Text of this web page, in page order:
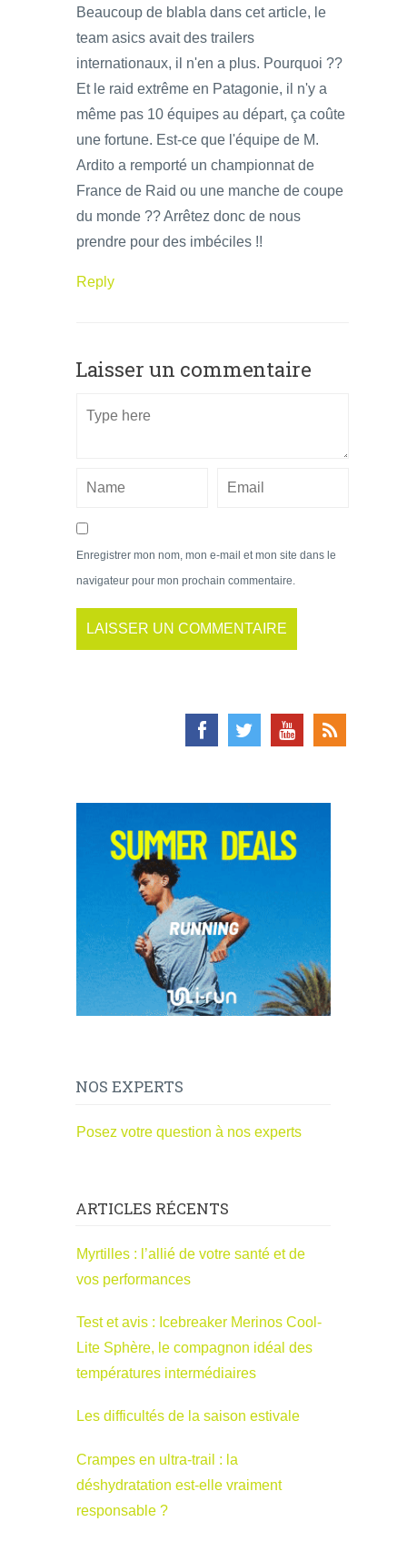
Beaucoup de blabla dans cet article, le
team asics avait des trailers
internationaux, il n'en a plus. Pourquoi ??
Et le raid extrême en Patagonie, il n'y a
même pas 10 équipes au départ, ça coûte
une fortune. Est-ce que l'équipe de M.
Ardito a remporté un championnat de
France de Raid ou une manche de coupe
du monde ?? Arrêtez donc de nous
prendre pour des imbéciles !!
Reply
Laisser un commentaire
Enregistrer mon nom, mon e-mail et mon site dans le
navigateur pour mon prochain commentaire.
NOS EXPERTS
Posez votre question à nos experts
ARTICLES RÉCENTS
Myrtilles : l’allié de votre santé et de
vos performances
Test et avis : Icebreaker Merinos Cool-
Lite Sphère, le compagnon idéal des
températures intermédiaires
Les difficultés de la saison estivale
Crampes en ultra-trail : la
déshydratation est-elle vraiment
responsable ?